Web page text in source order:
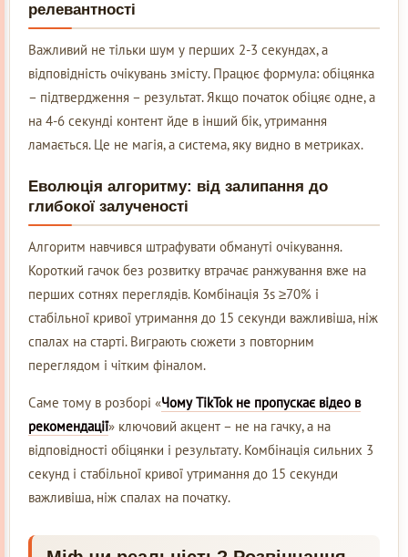
релевантності
Важливий не тільки шум у перших 2-3 секундах, а
відповідність очікувань змісту. Працює формула: обіцянка
– підтвердження – результат. Якщо початок обіцяє одне, а
на 4-6 секунді контент йде в інший бік, утримання
ламається. Це не магія, а система, яку видно в метриках.
Еволюція алгоритму: від залипання до
глибокої залученості
Алгоритм навчився штрафувати обмануті очікування.
Короткий гачок без розвитку втрачає ранжування вже на
перших сотнях переглядів. Комбінація 3s ≥70% і
стабільної кривої утримання до 15 секунди важливіша, ніж
спалах на старті. Виграють сюжети з повторним
переглядом і чітким фіналом.
Саме тому в розборі «Чому TikTok не пропускає відео в
рекомендації» ключовий акцент – не на гачку, а на
відповідності обіцянки і результату. Комбінація сильних 3
секунд і стабільної кривої утримання до 15 секунди
важливіша, ніж спалах на початку.